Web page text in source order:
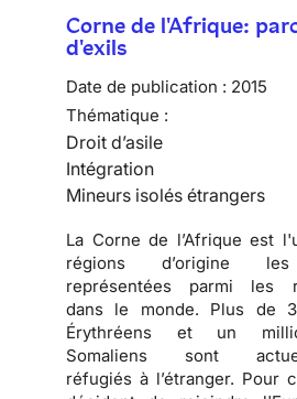
Corne de l'Afrique:
d'exils
Date de publication : 2015
Thématique :
Droit d’asile
Intégration
Mineurs isolés étrangers
La Corne de l’Afrique est
régions d’origine
représentées parmi les
dans le monde. Plus de
Érythréens et un
Somaliens sont
réfugiés à l’étranger. Pour